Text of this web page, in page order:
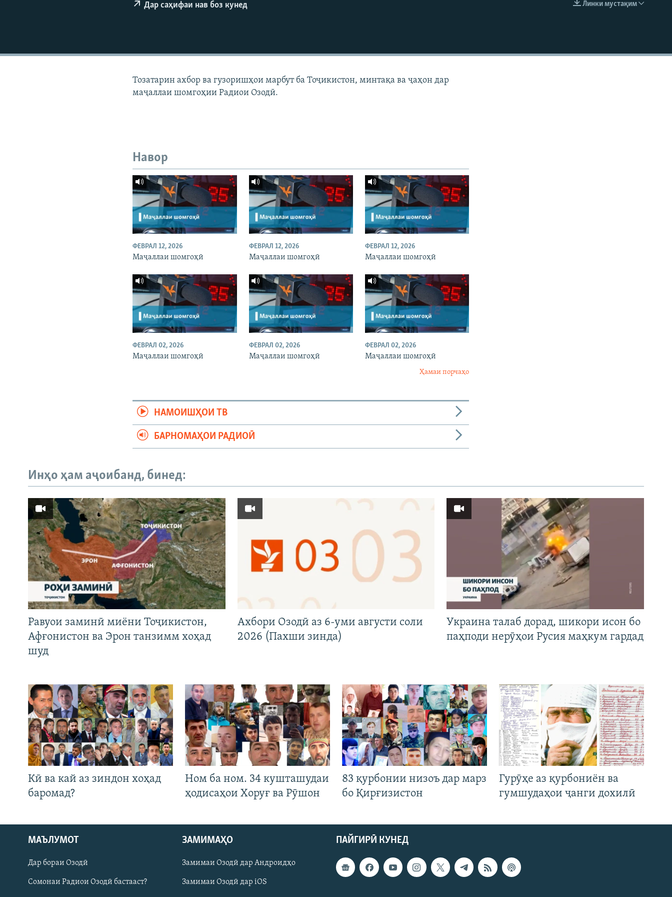
Русский
ПАЙГИРӢ КУНЕД
EMBED
Линки мустақим
Дар саҳифаи нав боз кунед
Тозатарин ахбор ва гузоришҳои марбут ба Тоҷикистон, минтақа ва ҷаҳон дар
маҷаллаи шомгоҳии Радиои Озодӣ.
Навор
ФЕВРАЛ 12, 2026
Маҷаллаи шомгоҳӣ
ФЕВРАЛ 12, 2026
Маҷаллаи шомгоҳӣ
ФЕВРАЛ 12, 2026
Маҷаллаи шомгоҳӣ
ФЕВРАЛ 02, 2026
Маҷаллаи шомгоҳӣ
ФЕВРАЛ 02, 2026
Маҷаллаи шомгоҳӣ
ФЕВРАЛ 02, 2026
Маҷаллаи шомгоҳӣ
Ҳамаи порчаҳо
НАМОИШҲОИ ТВ
БАРНОМАҲОИ РАДИОӢ
Инҳо ҳам аҷоибанд, бинед:
Равуои заминӣ миёни Тоҷикистон,
Афғонистон ва Эрон танзимм хоҳад
шуд
Ахбори Озодӣ аз 6-уми августи соли
2026 (Пахши зинда)
Украина талаб дорад, шикори исон бо
паҳподи нерӯҳои Русия маҳкум гардад
Кӣ ва кай аз зиндон хоҳад
баромад?
Ном ба ном. 34 кушташудаи
ҳодисаҳои Хоруғ ва Рӯшон
83 қурбонии низоъ дар марз
бо Қирғизистон
Гурӯҳе аз қурбониён ва
гумшудаҳои ҷанги дохилӣ
ПАЙГИРӢ КУНЕД
МАЪЛУМОТ
Дар бораи Озодӣ
Сомонаи Радиои Озодӣ бастааст?
ЗАМИМАҲО
Замимаи Озодӣ дар Андроидҳо
Замимаи Озодӣ дар iOS